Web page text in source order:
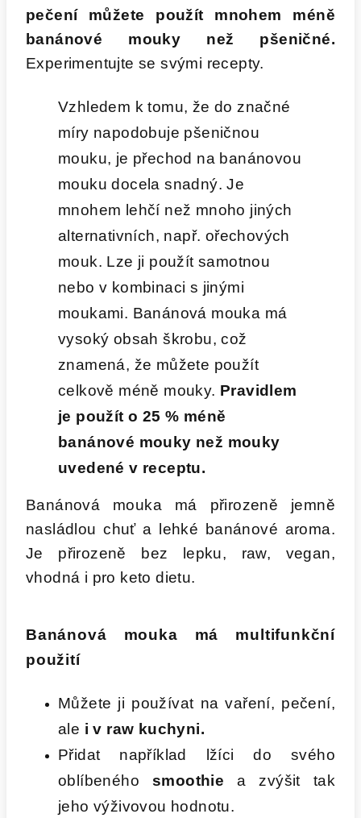
pečení můžete použít mnohem méně
banánové mouky než pšeničné.
Experimentujte se svými recepty.
Vzhledem k tomu, že do značné
míry napodobuje pšeničnou
mouku, je přechod na banánovou
mouku docela snadný. Je
mnohem lehčí než mnoho jiných
alternativních, např. ořechových
mouk. Lze ji použít samotnou
nebo v kombinaci s jinými
moukami. Banánová mouka má
vysoký obsah škrobu, což
znamená, že můžete použít
celkově méně mouky. Pravidlem
je použít o 25 % méně
banánové mouky než mouky
uvedené v receptu.
Banánová mouka má přirozeně jemně
nasládlou chuť a lehké banánové aroma.
Je přirozeně bez lepku, raw, vegan,
vhodná i pro keto dietu.
Banánová mouka má multifunkční
použití
Můžete ji používat na vaření, pečení,
ale i v raw kuchyni.
Přidat například lžíci do svého
oblíbeného smoothie a zvýšit tak
jeho výživovou hodnotu.